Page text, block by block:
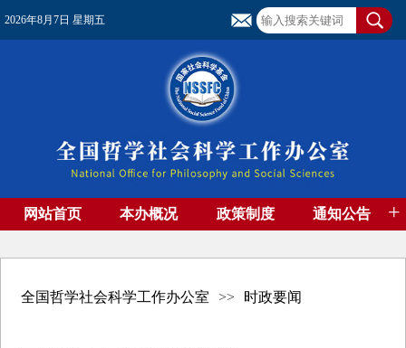
2026年8月7日 星期五
网站首页 本办概况 政策制度 通知公告 +
全国哲学社会科学工作办公室 >> 时政要闻